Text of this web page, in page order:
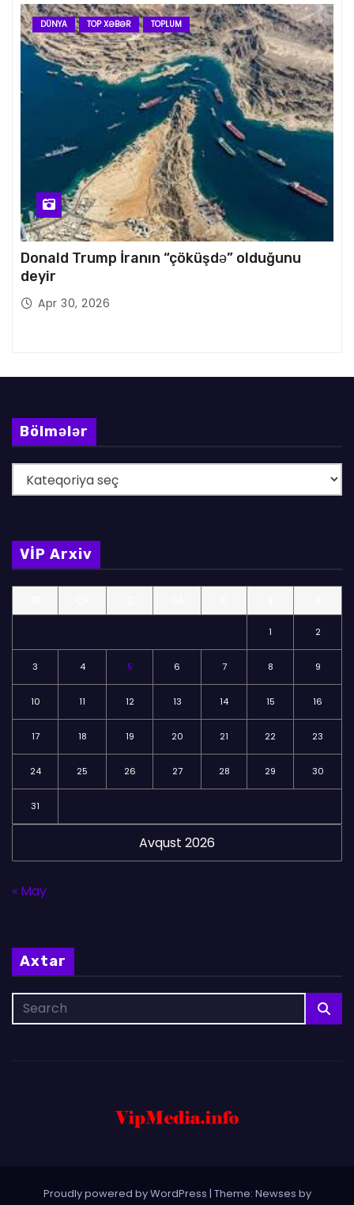
DÜNYA TOP XƏBƏR TOPLUM
Donald Trump İranın “çöküşdə” olduğunu
deyir
Apr 30, 2026
Bölmələr
ö
m
l
VİP Arxiv
Avqust 2026
1 2
3 4 5 6 7 8 9
10 11 12 13 14 15 16
17 18 19 20 21 22 23
24 25 26 27 28 29 30
31
« May
Axtar
Proudly powered by WordPress | Theme: Newses by